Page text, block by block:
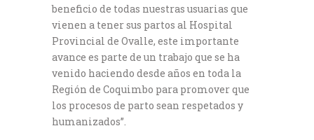
beneficio de todas nuestras usuarias que
vienen a tener sus partos al Hospital
Provincial de Ovalle, este importante
avance es parte de un trabajo que se ha
venido haciendo desde años en toda la
Región de Coquimbo para promover que
los procesos de parto sean respetados y
humanizados”.